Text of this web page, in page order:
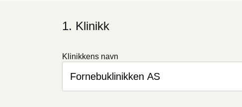
Klinikk
Klinikkens navn